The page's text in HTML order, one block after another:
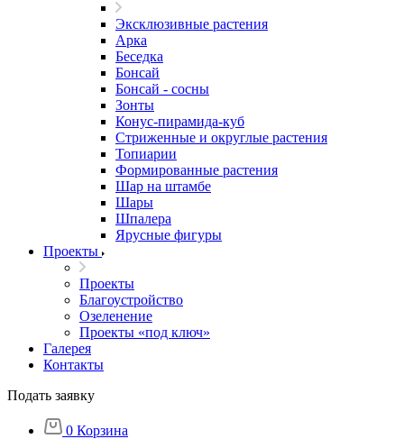
Эксклюзивные растения
Арка
Беседка
Бонсай
Бонсай - сосны
Зонты
Конус-пирамида-куб
Стриженные и округлые растения
Топиарии
Формированные растения
Шар на штамбе
Шары
Шпалера
Ярусные фигуры
Проекты
Проекты
Благоустройство
Озеленение
Проекты «под ключ»
Галерея
Контакты
Подать заявку
0 Корзина